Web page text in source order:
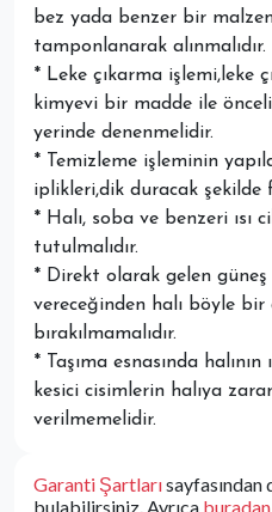
bez yada benzer bir
tamponlanarak alınmalıdır.
* Leke çıkarma işlemi,leke
kimyevi bir madde ile
yerinde denenmelidir.
* Temizleme işleminin
iplikleri,dik duracak şekilde
* Halı, soba ve benzeri ısı
tutulmalıdır.
* Direkt olarak gelen güneş
vereceğinden halı böyle
bırakılmamalıdır.
* Taşıma esnasında
kesici cisimlerin halıya
verilmemelidir.
Garanti Şartlarısayfasından
bulabilirsiniz. Ayrıca buradan